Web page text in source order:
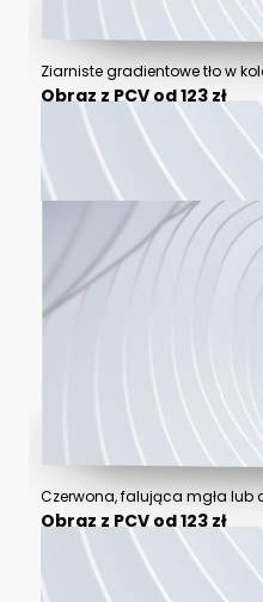
Obraz z PCV od 123 zł
Obraz z PCV od 123 zł